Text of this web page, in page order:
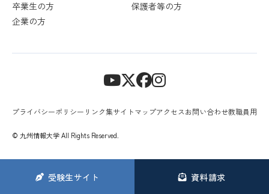
受験生サイト 資料請求
卒業生の方
保護者等の方
企業の方
プライバシーポリシー リンク集サイトマップアクセスお問い合わせ教職員用
© 九州情報大学 All Rights Reserved.